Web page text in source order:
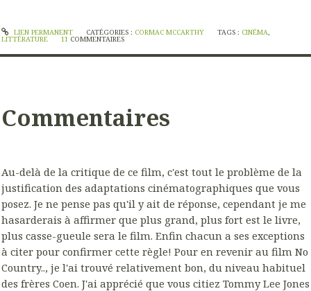
LIEN PERMANENT CATÉGORIES : CORMAC MCCARTHY TAGS : CINÉMA,
LITTÉRATURE 11 COMMENTAIRES
Commentaires
Au-delà de la critique de ce film, c'est tout le problème de la
justification des adaptations cinématographiques que vous
posez. Je ne pense pas qu'il y ait de réponse, cependant je me
hasarderais à affirmer que plus grand, plus fort est le livre,
plus casse-gueule sera le film. Enfin chacun a ses exceptions
à citer pour confirmer cette règle! Pour en revenir au film No
Country.., je l'ai trouvé relativement bon, du niveau habituel
des frères Coen. J'ai apprécié que vous citiez Tommy Lee Jones